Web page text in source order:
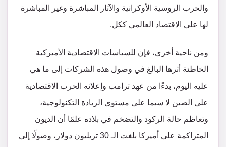
والحرب الروسية الأوكرانية والآثار المباشرة وغير المباشرة
لها على الاقتصاد العالمي ككل.
ومن ناحية أخرى، فإن للسياسات الاقتصادية الأميركية
الخاطئة أثرها البالغ في وصول هذه الشركات إلى ما هي
عليه اليوم، بدءًا من عهد ترامب وإعلانه الحرب الاقتصادية
على الصين لا سيما على مستوى الريادة التكنولوجية،
وتعاظم حالة الركود والتضخم في بلاده علمًا أن الديون
المتراكمة على أميركا بلغت الـ 30 تريليون دولار، وصولًا إلى